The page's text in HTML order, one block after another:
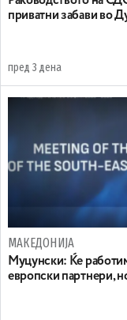
приватни забави во
пред 3 дена
МАКЕДОНИЈА
Муцунски: Ќе
европски партнери,